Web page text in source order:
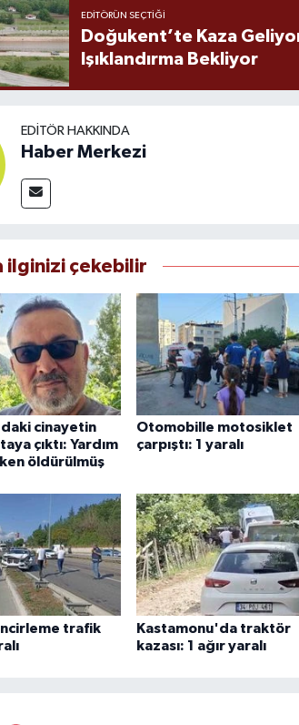
EDITÖRÜN SEÇTIĞI
Doğukent’te Kaza
Işıklandırma Bekliyor
EDITÖR HAKKINDA
Haber Merkezi
ilginizi çekebilir
cinayetin
çıktı: Yardım
öldürülmüş
Otomobille motosiklet
çarpıştı: 1 yaralı
trafik
Kastamonu'da traktör
kazası: 1 ağır yaralı